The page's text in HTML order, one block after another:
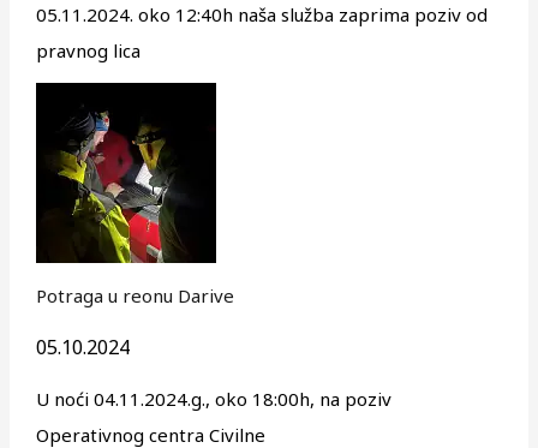
05.11.2024. oko 12:40h naša služba zaprima poziv od
pravnog lica
Potraga u reonu Darive
05.10.2024
U noći 04.11.2024.g., oko 18:00h, na poziv
Operativnog centra Civilne